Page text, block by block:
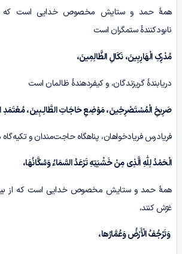
همۀ حمد و ستایش مخصوص خدایی است که
نابودکنندۀ ستمگران است
مُدْرِکِ الْهَارِبِینَ، نَکَالِ الظَّالِمِینَ،
دریابندۀ گریزندگان، و کیفردهندۀ ظالمان است
صَرِیخِ الْمُسْتَصْرِخِینَ، مَوْضِعِ حَاجَاتِ الطَّالِـبِینَ، مُعْتَمَدِ
فریادرس فریادخواهان، پناهگاه حاجت‌مندان و
الْحَمْدُ لِلّٰهِ الَّذِی مِنْ خَشْیَتِهِ تَرْعَدُ السَّمَاءُ وَسُکَّانُهَا،
همۀ حمد و ستایش مخصوص خدایی است که از
غرّش کنند،
وَتَرْجُفُ الْأَرْضُ وَعُمَّارُها،